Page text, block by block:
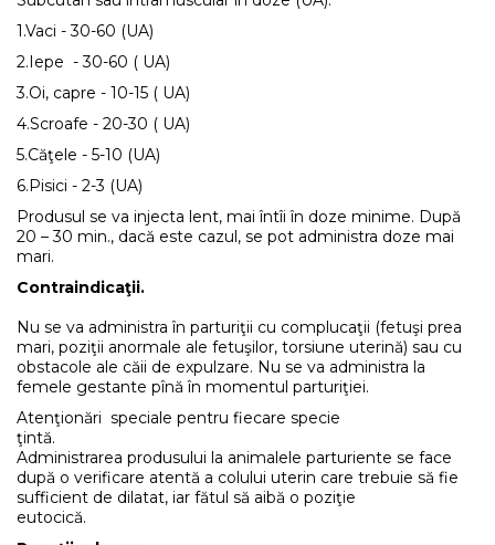
1.Vaci - 30-60 (UA)
2.Iepe - 30-60 ( UA)
3.Oi, capre - 10-15 ( UA)
4.Scroafe - 20-30 ( UA)
5.Căţele - 5-10 (UA)
6.Pisici - 2-3 (UA)
Produsul se va injecta lent, mai întîi în doze minime. După
20 – 30 min., dacă este cazul, se pot administra doze mai
mari.
Nu se va administra în parturiţii cu complucaţii (fetuşi prea
mari, poziţii anormale ale fetuşilor, torsiune uterină) sau cu
obstacole ale căii de expulzare. Nu se va administra la
femele gestante pînă în momentul parturiţiei.
Atenţionări speciale pentru fiecare specie
ţintă.
Administrarea produsului la animalele parturiente se face
după o verificare atentă a colului uterin care trebuie să fie
sufficient de dilatat, iar fătul să aibă o poziţie
eutocică.